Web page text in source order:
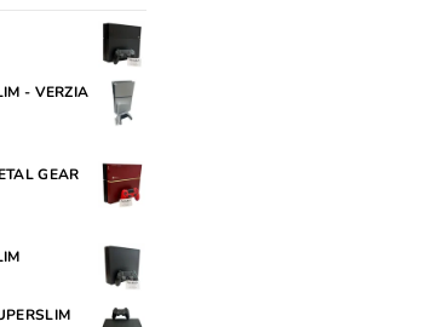
- VERZIA
GEAR